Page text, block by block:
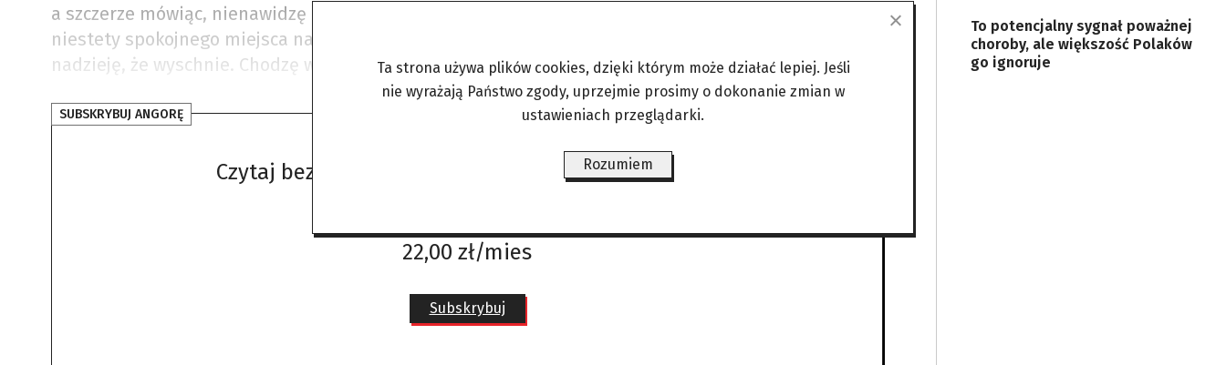
a szczerze mówiąc, nienawidzę tego. Straszne technologie weszły, różne dziadostwa, nie ma już
niestety spokojnego miejsca na ziemi. Pogoda wyśmienita, zrobiłem nawet pranie, mam
nadzieję, że wyschnie. Chodzę w krótkich spodenkach, świeci piękne słońce.
SUBSKRYBUJ ANGORĘ
Czytaj bez żadnych ograniczeń gdzie i kiedy chcesz.
22,00 zł/mies
Subskrybuj
To potencjalny sygnał poważnej
choroby, ale większość Polaków
go ignoruje
Ta strona używa plików cookies, dzięki którym może działać lepiej. Jeśli
nie wyrażają Państwo zgody, uprzejmie prosimy o dokonanie zmian w
ustawieniach przeglądarki.
Rozumiem